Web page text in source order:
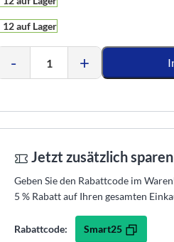
12 auf Lager
- +
Jetzt zusätzlich
Geben Sie den Rabattcode im
5 % Rabatt auf Ihren gesamten
Rabattcode: Smart25